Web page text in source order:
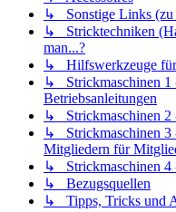
↳ Sonstige Links (zu
↳ Stricktechniken
man...?
↳ Hilfswerkzeuge für
↳ Strickmaschinen 1
Betriebsanleitungen
↳ Strickmaschinen 2
↳ Strickmaschinen 3
Mitgliedern für
↳ Strickmaschinen 4
↳ Bezugsquellen
↳ Tipps, Tricks und